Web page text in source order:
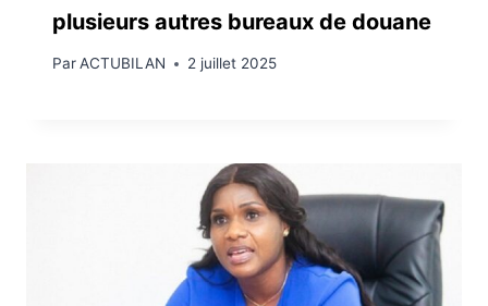
plusieurs autres bureaux de douane
ParACTUBILAN 2 juillet 2025